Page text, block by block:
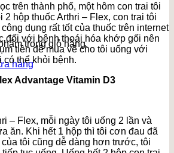
trong giỏ hàng.
hàng
trên thành phố, một hôm con trai tôi
2 hộp thuốc Arthri – Flex, con trai tôi
dụng rất tốt của thuốc trên internet
đối với bệnh thoái hóa khớp gối nên
tiền để mua về cho tôi uống với
có thể khỏi bệnh.
Advantage Vitamin D3
– Flex, mỗi ngày tôi uống 2 lần và
ăn. Khi hết 1 hộp thì tôi cơn đau đã
tôi cũng dễ dàng hơn trước, tôi